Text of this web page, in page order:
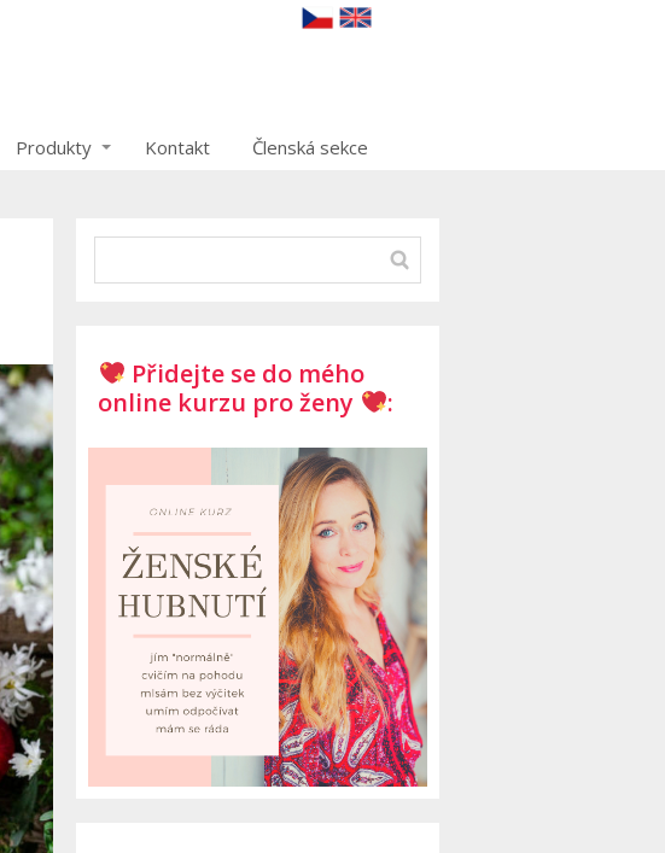
Produkty Kontakt Členská sekce
Přidejte se do mého
online kurzu pro ženy
: